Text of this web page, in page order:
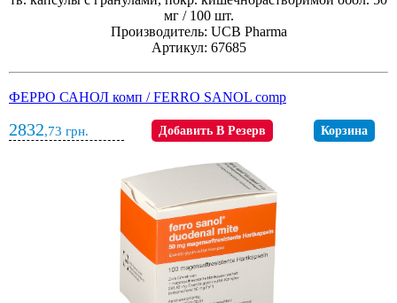
мг / 100 шт.
Производитель: UCB Pharma
Артикул: 67685
ФЕРРО САНОЛ комп / FERRO SANOL comp
2832,73 грн. Добавить В Резерв Корзина